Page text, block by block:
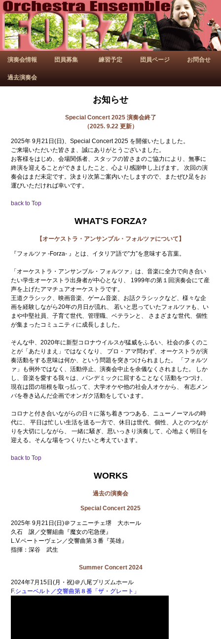
演奏会情報 団員募集 練習予定 団員ページ お問合せ
過去演奏会
お知らせ
Special Concert 2025 演奏会終了
（2025. 9.22 更新）
2025年 9月21日(日)、Special Concert 2025 を開催いたしました。
ご来場いただいた皆さま、誠にありがとうございました。
お客様をはじめ、会場関係者、スタッフの皆さまのご協力により、無事に
終演を迎えることができましたこと、心より感謝申し上げます。 次回の演
奏会はまだ未定です。決まり次第ご案内いたしますので、またぜひ足をお
運びいただければ幸いです。
back to Top
WHAT'S FORZA?
【オーケストラ・アンサンブル・フォルツァについて】
『フォルツァ -Forza- 』とは、イタリア語で”力”を意味する言葉。
「オーケストラ・アンサンブル・フォルツァ」は、音楽に全力で向き合い
たい学生オーケストラ出身者が中心となり、 1999年の第１回演奏会にて産
声を上げたアマチュアオーケストラです。
王道クラシック、映画音楽、ゲーム音楽、お話クラシックなど、様々な企
画を経験しながら20年の月日が流れ、 若いと思っていたフォルツァも、い
まや中堅社員、子育て世代、管理職、ベテランと、 さまざまな世代、個性
が集まったコミュニティに成長しました。
そんな中、2020年に新型コロナウイルスが猛威をふるい、社会の多くのこ
とが「あたりまえ」ではなくなり、 プロ・アマ問わず、オーケストラが演
奏活動をする意味は何か、という問題を突きつけられました。 「フォルツ
ァ」も例外ではなく、活動停止、演奏会中止を余儀なくされました。 しか
し、音楽を愛する我々は、パンデミックに屈することなく活動をつづけ、
現在は団の垣根を取っ払って、大学オケや他の社会人オケから、 有志メン
バを巻き込んだ企画でオンガク活動をしています。
コロナと付き合いながらの日々に落ち着きつつある、ニューノーマルの時
代に、 平日は忙しい生活を送る一方で、休日は世代、個性、人とのつなが
りを大切にしながら、 一緒に騒ぎ、思いっきり演奏して、心地よく明日を
迎える。そんな場をつくりたいと考えています。
back to Top
WORKS
過去の演奏会
Special Concert 2025
2025年 9月21日(日)＠フェニーチェ堺 大ホール
久石 譲／交響組曲『魔女の宅急便』
L.V.ベートーヴェン／交響曲第３番『英雄』
指揮：深谷 武生
Summer Concert 2024
2024年7月15日(月・祝)＠八尾プリズムホール
F.シューベルト／交響曲第８番「ザ・グレート」